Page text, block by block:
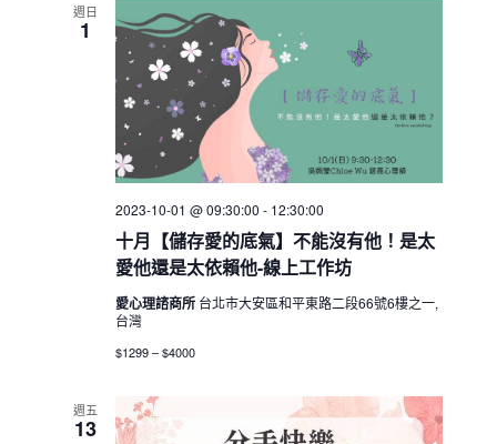
週日
1
十月【儲存愛的底氣】不能沒有他！是太
愛他還是太依賴他-線上工作坊
2023-10-01 @ 09:30:00 - 12:30:00
愛心理諮商所 台北市大安區和平東路二段66號6樓之一,
台灣
$1299 – $4000
週五
13